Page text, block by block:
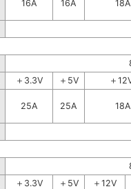
16A
16A
18A
＋3.3V ＋5V
＋
25A
25A
18A
＋3.3V ＋5V
＋12V